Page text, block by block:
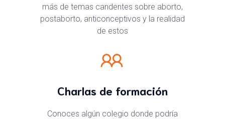
más de temas candentes sobre aborto,
postaborto, anticonceptivos y la realidad
de estos
Charlas de formación
Conoces algún colegio donde podría